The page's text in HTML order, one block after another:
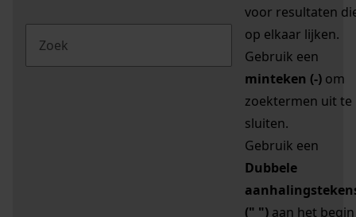
voor resultaten
op elkaar lijken.
Gebruik een
minteken (-) om
zoektermen uit te
sluiten.
Gebruik een
Dubbele
(" ") aan het begin